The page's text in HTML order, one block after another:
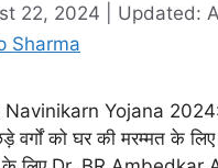
22, 2024 | Updated:
Sharma
Yojana 2024:
वर्गों को घर की मरम्मत के